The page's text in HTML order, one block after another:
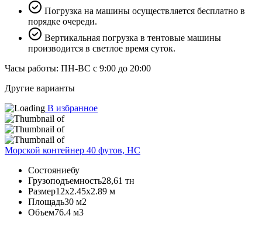
Погрузка на машины осуществляется бесплатно в
порядке очереди.
Вертикальная погрузка в тентовые машины
производится в светлое время суток.
Часы работы: ПН-ВС с 9:00 до 20:00
Другие варианты
В избранное
Морской контейнер 40 футов, HC
Состояниебу
Грузоподъемность28,61 тн
Размер12х2.45х2.89 м
Площадь30 м2
Объем76.4 м3